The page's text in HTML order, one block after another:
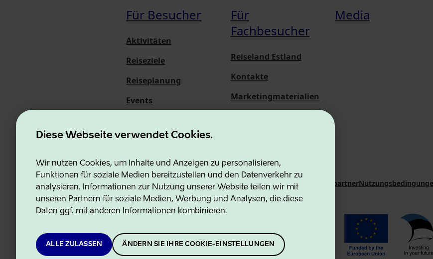
Diese Webseite verwendet Cookies.
Wir nutzen Cookies, um Inhalte und Anzeigen zu personalisieren,
Funktionen für soziale Medien bereitzustellen und den Datenverkehr zu
analysieren. Informationen zur Nutzung unserer Website teilen wir mit
unseren Partnern für soziale Medien, Werbung und Analysen, die diese
Daten ggf. mit anderen Informationen kombinieren.
ALLE ZULASSEN ÄNDERN SIE IHRE COOKIE-EINSTELLUNGEN
Für Besucher
Aktivitäten
Reiseziele
Reiseplanung
Events
Für
Fachbesucher
Reiseland Estland
Kontakte
Marketingmaterialien
Media
Estonian Business and Innovation AgencyKontakte Kooperationspartner